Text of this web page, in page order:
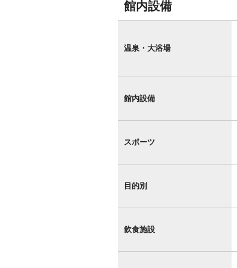
館内設備
設
備
温泉・大浴場
館内設備
スポーツ
目的別
飲食施設